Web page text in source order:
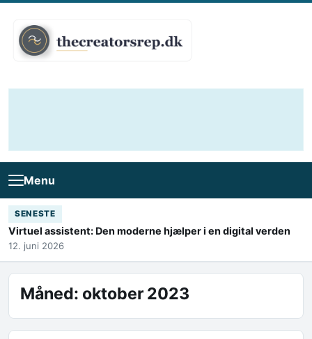
Menu
SENESTE
Virtuel assistent: Den moderne hjælper i en digital verden
12. juni 2026
Måned: oktober 2023